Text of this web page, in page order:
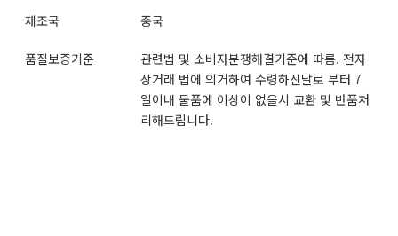
제조국 중국
품질보증기준
관련법 및 소비자분쟁해결기준에 따름. 전자
상거래 법에 의거하여 수령하신날로 부터 7
일이내 물품에 이상이 없을시 교환 및 반품처
리해드립니다.